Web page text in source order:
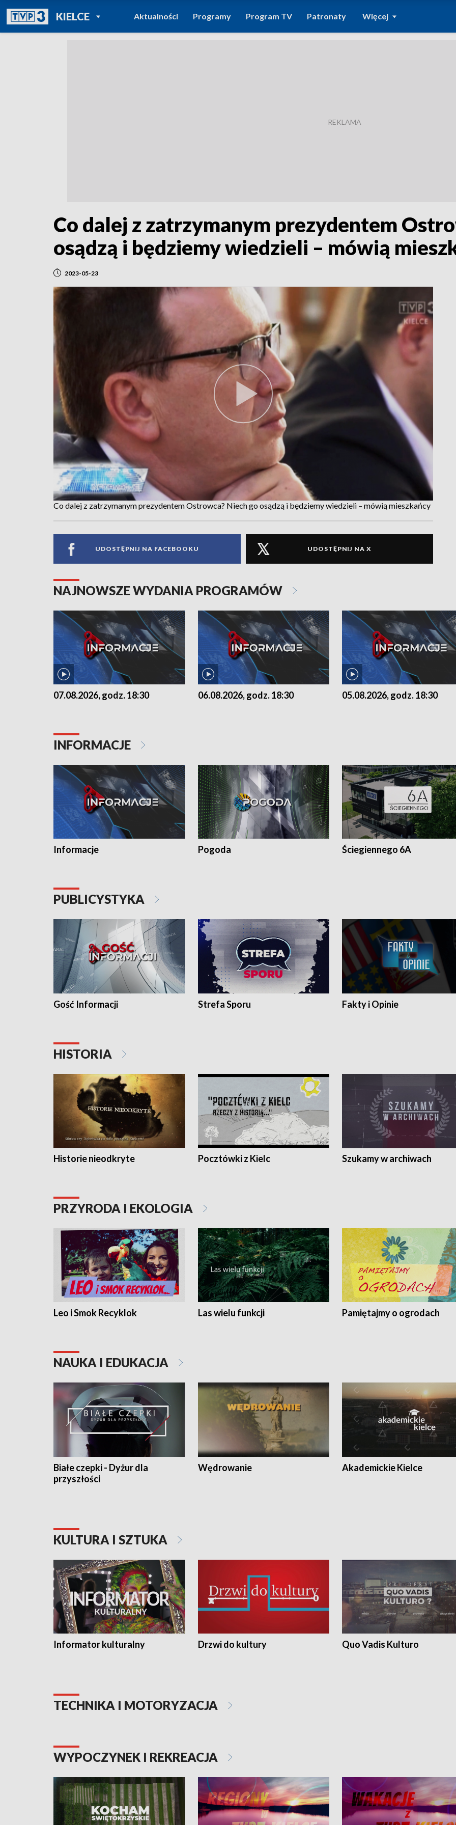
KIELCEPOWRÓT DO
TVP REGIONY
Aktualności Programy Program TV Patronaty Więcej
Co dalej z zatrzymanym prezydentem
osądzą i będziemy wiedzieli – mówią
2023-05-23
Co dalej z zatrzymanym prezydentem Ostrowca? Niech go osądzą i będziemy wiedzieli – mówią mieszkańcy
UDOSTĘPNIJ NA FACEBOOKU UDOSTĘPNIJ NA X
NAJNOWSZE WYDANIA PROGRAMÓW
07.08.2026, godz. 18:30 06.08.2026, godz. 18:30 05.08.2026, godz. 18:30
INFORMACJE
Informacje Pogoda Ściegiennego 6A
PUBLICYSTYKA
Gość Informacji Strefa Sporu Fakty i Opinie
HISTORIA
Historie nieodkryte Pocztówki z Kielc Szukamy w archiwach
PRZYRODA I EKOLOGIA
Leo i Smok Recyklok Las wielu funkcji Pamiętajmy o ogrodach
NAUKA I EDUKACJA
Białe czepki - Dyżur dla
przyszłości
Wędrowanie Akademickie Kielce
KULTURA I SZTUKA
Informator kulturalny Drzwi do kultury Quo Vadis Kulturo
TECHNIKA I MOTORYZACJA
WYPOCZYNEK I REKREACJA